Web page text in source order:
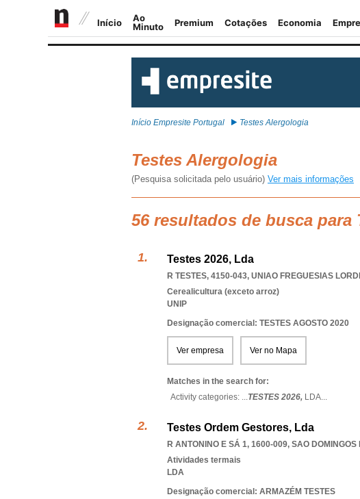
Início Empresite Portugal Testes Alergologia
Testes Alergologia
(Pesquisa solicitada pelo usuário) Ver mais informações
56 resultados de busca para
Testes 2026, Lda
R TESTES, 4150-043, UNIAO FREGUESIAS
Cerealicultura (exceto arroz)
UNIP
Designação comercial: TESTES AGOSTO 2020
Ver empresa Ver no Mapa
Matches in the search for:
Activity categories: ...TESTES 2026, LDA...
Testes Ordem Gestores, Lda
R ANTONINO E SÁ 1, 1600-009, SAO
Atividades termais
LDA
Designação comercial: ARMAZÉM TESTES